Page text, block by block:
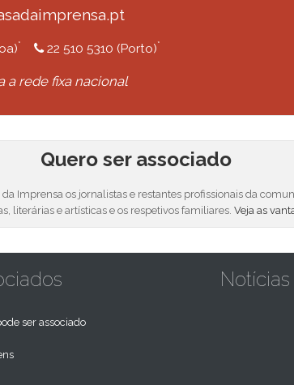
* 22 510 5310 (Porto)*
a rede fixa nacional
Quero ser associado
da Imprensa os jornalistas e restantes profissionais da
literárias e artísticas e os respetivos familiares. Veja as
ser associado
Notícias